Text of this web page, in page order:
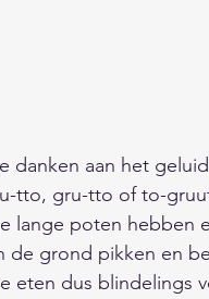
danken aan het
tto, gru-tto of to-
lange poten hebben
de grond pikken en
eten dus blindelings